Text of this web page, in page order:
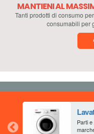
MANTIENI AL
Tanti prodotti di consumo
consumabili per
Parti